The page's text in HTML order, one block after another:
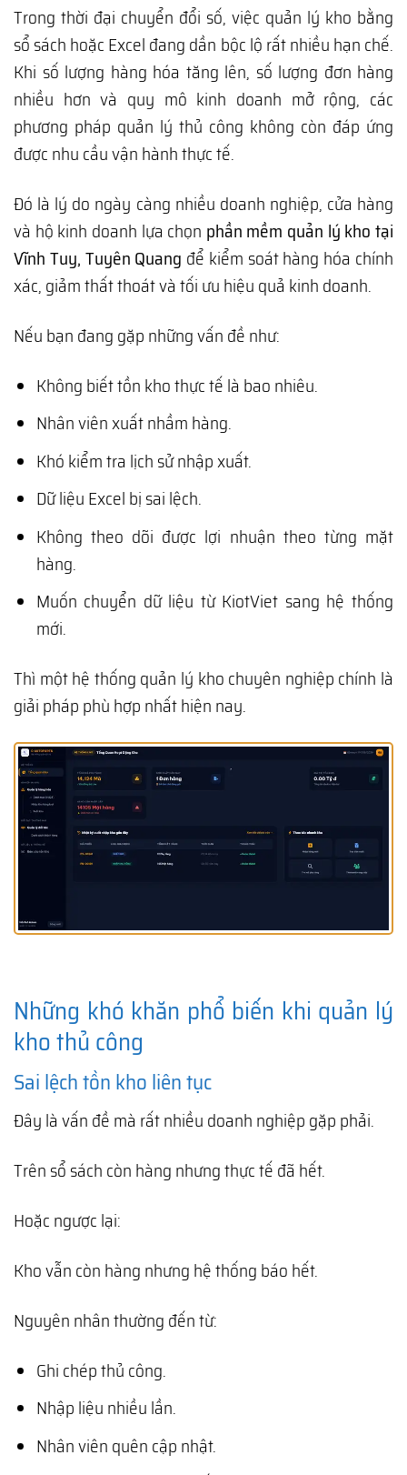
Trong thời đại chuyển đổi số, việc quản lý kho bằng
sổ sách hoặc Excel đang dần bộc lộ rất nhiều hạn chế.
Khi số lượng hàng hóa tăng lên, số lượng đơn hàng
nhiều hơn và quy mô kinh doanh mở rộng, các
phương pháp quản lý thủ công không còn đáp ứng
được nhu cầu vận hành thực tế.
Đó là lý do ngày càng nhiều doanh nghiệp, cửa hàng
và hộ kinh doanh lựa chọn phần mềm quản lý kho tại
Vĩnh Tuy, Tuyên Quang để kiểm soát hàng hóa chính
xác, giảm thất thoát và tối ưu hiệu quả kinh doanh.
Nếu bạn đang gặp những vấn đề như:
Không biết tồn kho thực tế là bao nhiêu.
Nhân viên xuất nhầm hàng.
Khó kiểm tra lịch sử nhập xuất.
Dữ liệu Excel bị sai lệch.
Không theo dõi được lợi nhuận theo từng mặt
hàng.
Muốn chuyển dữ liệu từ KiotViet sang hệ thống
mới.
Thì một hệ thống quản lý kho chuyên nghiệp chính là
giải pháp phù hợp nhất hiện nay.
Những khó khăn phổ biến khi quản lý
kho thủ công
Sai lệch tồn kho liên tục
Đây là vấn đề mà rất nhiều doanh nghiệp gặp phải.
Trên sổ sách còn hàng nhưng thực tế đã hết.
Hoặc ngược lại:
Kho vẫn còn hàng nhưng hệ thống báo hết.
Nguyên nhân thường đến từ:
Ghi chép thủ công.
Nhập liệu nhiều lần.
Nhân viên quên cập nhật.